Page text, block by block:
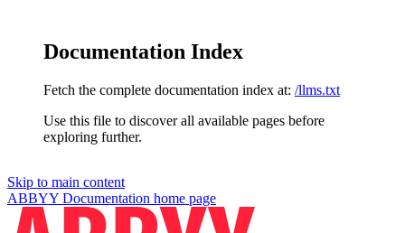
Documentation Index
Fetch the complete documentation index at: /llms.txt
Use this file to discover all available pages before
exploring further.
Skip to main content
ABBYY Documentation home page